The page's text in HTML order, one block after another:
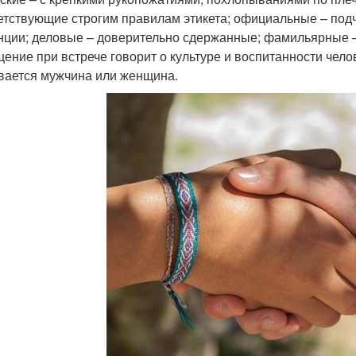
строгим правилам этикета; официальные –
деловые – доверительно сдержанные; фамильярные
при встрече говорит о культуре и воспитанности
мужчина или женщина.